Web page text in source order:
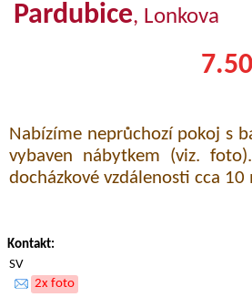
Pardubice, Lonkova
Nabízíme neprůchozí pokoj s
vybaven nábytkem (viz.
docházkové vzdálenosti cca 10
Kontakt:
SV
2x foto